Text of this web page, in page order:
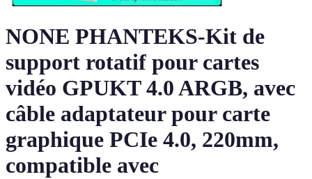
NONE PHANTEKS-Kit de
support rotatif pour cartes
vidéo GPUKT 4.0 ARGB, avec
câble adaptateur pour carte
graphique PCIe 4.0, 220mm,
compatible avec